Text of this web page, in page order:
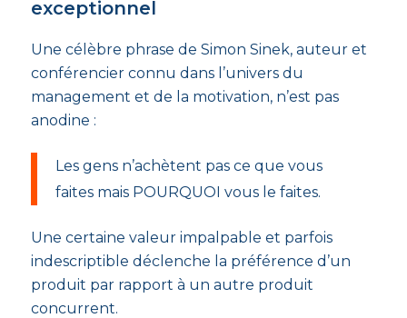
exceptionnel
Une célèbre phrase de Simon Sinek, auteur et
conférencier connu dans l’univers du
management et de la motivation, n’est pas
anodine :
Les gens n’achètent pas ce que vous
faites mais POURQUOI vous le faites.
Une certaine valeur impalpable et parfois
indescriptible déclenche la préférence d’un
produit par rapport à un autre produit
concurrent.